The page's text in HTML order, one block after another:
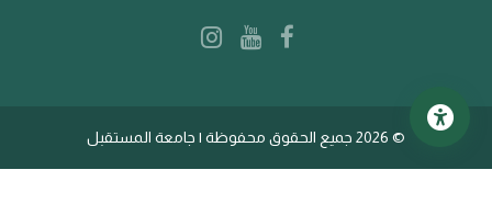
© 2026 جميع الحقوق محفوظة | جامعة المستقبل